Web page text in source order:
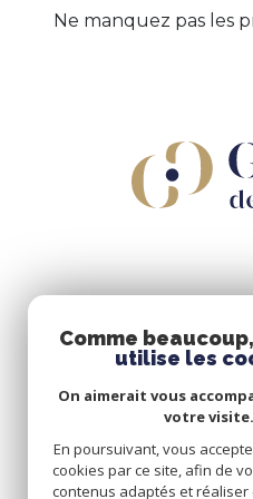
Ne manquez pas les
Comme
utilise les
On aimerait vous
votre visite.
En poursuivant, vous
cookies par ce site, afin de
contenus adaptés et réaliser